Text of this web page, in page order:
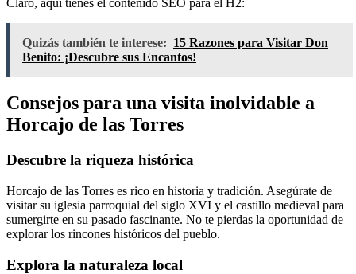
Quizás también te interese: 15 Razones para Visitar Don
Benito: ¡Descubre sus Encantos!
Consejos para una visita inolvidable a
Horcajo de las Torres
Descubre la riqueza histórica
Horcajo de las Torres es rico en historia y tradición. Asegúrate de
visitar su iglesia parroquial del siglo XVI y el castillo medieval para
sumergirte en su pasado fascinante. No te pierdas la oportunidad de
explorar los rincones históricos del pueblo.
Explora la naturaleza local